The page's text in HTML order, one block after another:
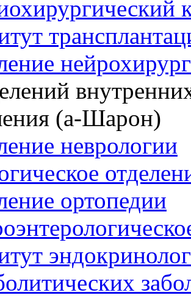
(а-Шарон)
неврологии
ортопедии